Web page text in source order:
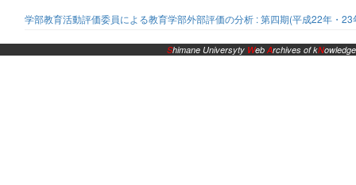
学部教育活動評価委員による教育学部外部評価の分析 : 第四期(平成22年・
Shimane Universyty WebArchives of kNowledge